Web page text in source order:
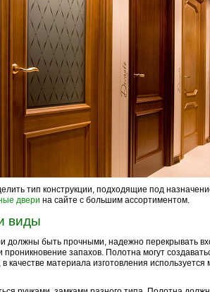
тип конструкции, подходящие под
двери на сайте с большим ассортиментом.
виды
должны быть прочными, надежно перекрывать
проникновение запахов. Полотна могут
в качестве материала изготовления